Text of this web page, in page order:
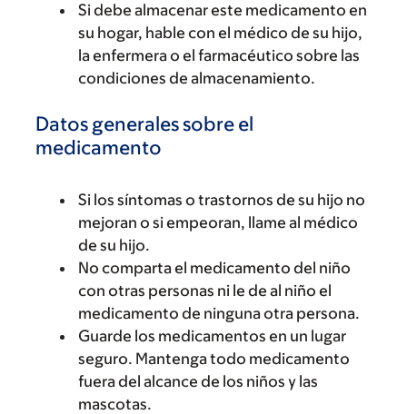
Si debe almacenar este medicamento en
su hogar, hable con el médico de su hijo,
la enfermera o el farmacéutico sobre las
condiciones de almacenamiento.
Datos generales sobre el
medicamento
Si los síntomas o trastornos de su hijo no
mejoran o si empeoran, llame al médico
de su hijo.
No comparta el medicamento del niño
con otras personas ni le de al niño el
medicamento de ninguna otra persona.
Guarde los medicamentos en un lugar
seguro. Mantenga todo medicamento
fuera del alcance de los niños y las
mascotas.